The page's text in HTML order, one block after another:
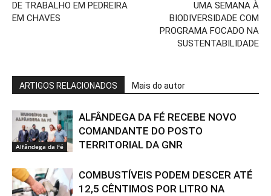
DE TRABALHO EM PEDREIRA
EM CHAVES
UMA SEMANA À
BIODIVERSIDADE COM
PROGRAMA FOCADO NA
SUSTENTABILIDADE
ARTIGOS RELACIONADOS Mais do autor
Alfândega da Fé
ALFÂNDEGA DA FÉ RECEBE NOVO
COMANDANTE DO POSTO
TERRITORIAL DA GNR
COMBUSTÍVEIS PODEM DESCER ATÉ
12,5 CÊNTIMOS POR LITRO NA